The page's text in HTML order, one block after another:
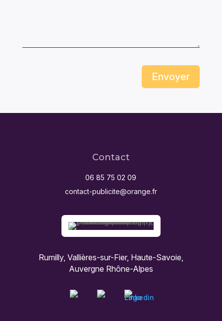
Envoyer
Contact
06 85 75 02 09
contact-publicite@orange.fr
Rumilly, Vallières-sur-Fier, Haute-Savoie,
Auvergne Rhône-Alpes